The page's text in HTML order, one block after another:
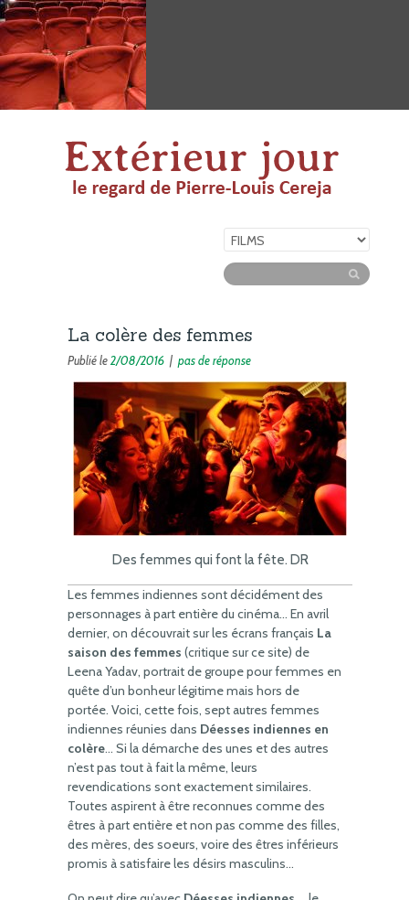
La colère des femmes
Publié le2/08/2016 | pas de réponse
Des femmes qui font la fête. DR
Les femmes indiennes sont décidément des
personnages à part entière du cinéma… En avril
dernier, on découvrait sur les écrans français La
saison des femmes (critique sur ce site) de
Leena Yadav, portrait de groupe pour femmes en
quête d’un bonheur légitime mais hors de
portée. Voici, cette fois, sept autres femmes
indiennes réunies dans Déesses indiennes en
colère… Si la démarche des unes et des autres
n’est pas tout à fait la même, leurs
revendications sont exactement similaires.
Toutes aspirent à être reconnues comme des
êtres à part entière et non pas comme des filles,
des mères, des soeurs, voire des êtres inférieurs
promis à satisfaire les désirs masculins…